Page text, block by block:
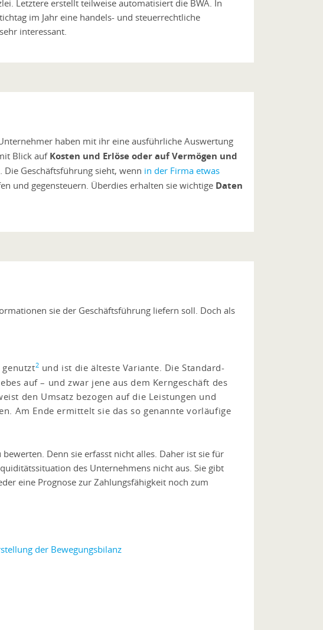
Letztere erstellt teilweise automatisiert die BWA. In
im Jahr eine handels- und steuerrechtliche
interessant.
haben mit ihr eine ausführliche Auswertung
Blick auf Kosten und Erlöse oder auf Vermögen und
Geschäftsführung sieht, wenn in der Firma etwas
und gegensteuern. Überdies erhalten sie wichtige Daten
sie der Geschäftsführung liefern soll. Doch als
2 und ist die älteste Variante. Die Standard-
auf – und zwar jene aus dem Kerngeschäft des
den Umsatz bezogen auf die Leistungen und
Am Ende ermittelt sie das so genannte vorläufige
Denn sie erfasst nicht alles. Daher ist sie für
des Unternehmens nicht aus. Sie gibt
eine Prognose zur Zahlungsfähigkeit noch zum